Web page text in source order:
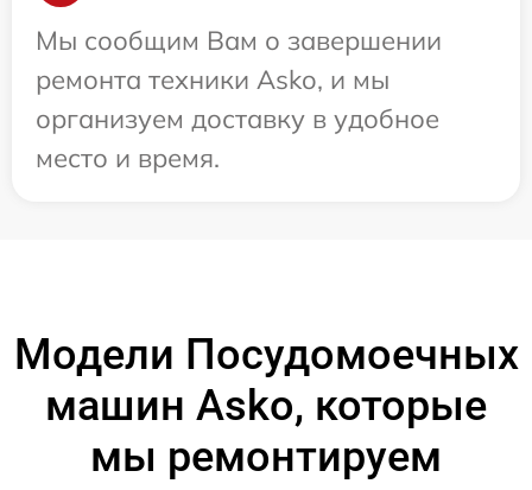
Мы сообщим Вам о завершении
ремонта техники Asko, и мы
организуем доставку в удобное
место и время.
Модели Посудомоечных
машин Asko, которые
мы ремонтируем